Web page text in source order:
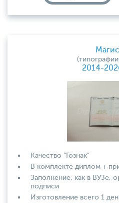
2014-
Качество "Гознак"
В комплекте диплом +
Заполнение, как в ВУЗе,
подписи
Изготовление всего 1